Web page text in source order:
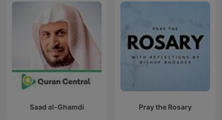
Saad al-Ghamdi Pray the Rosary